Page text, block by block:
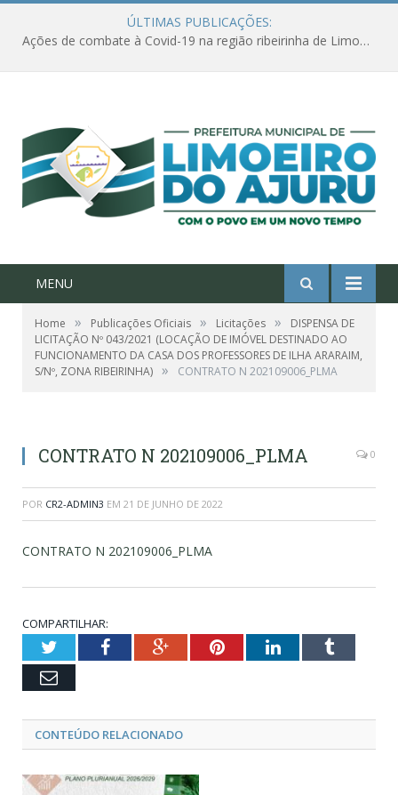
ÚLTIMAS PUBLICAÇÕES:
Ações de combate à Covid-19 na região ribeirinha de Limoeiro do Ajuru continuam
MENU
Home » Publicações Oficiais » Licitações »
DISPENSA DE
LICITAÇÃO Nº 043/2021 (LOCAÇÃO DE IMÓVEL DESTINADO AO
FUNCIONAMENTO DA CASA DOS PROFESSORES DE ILHA ARARAIM,
S/Nº, ZONA RIBEIRINHA) » CONTRATO N 202109006_PLMA
CONTRATO N 202109006_PLMA 0
POR CR2-ADMIN3 EM 21 DE JUNHO DE 2022
CONTRATO N 202109006_PLMA
COMPARTILHAR:
TwitterFacebookGoogle+PinterestLinkedInTumblr
Email
CONTEÚDO RELACIONADO